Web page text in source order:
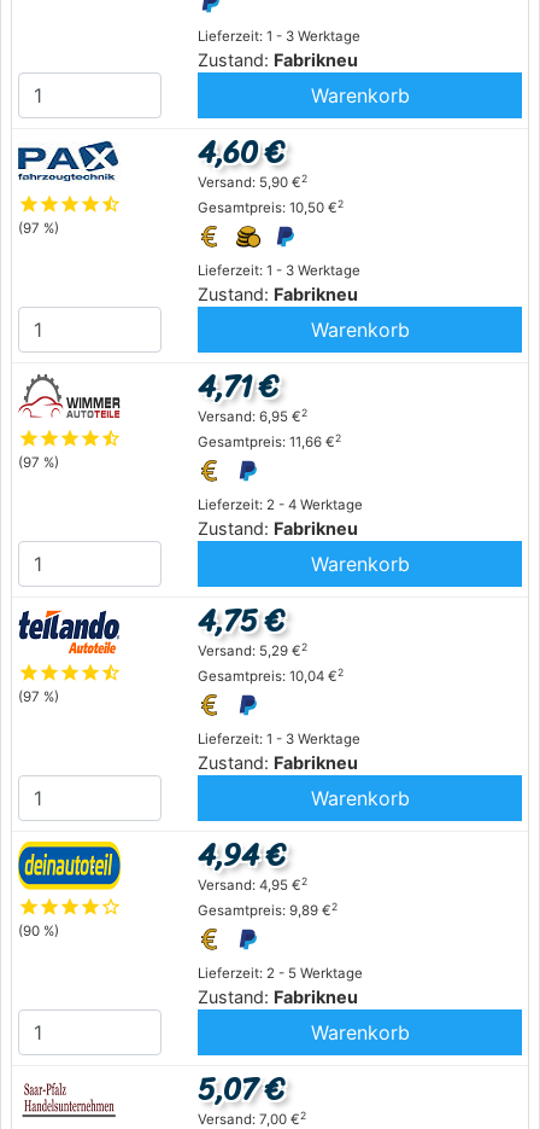
Lieferzeit: 1 - 3 Werktage
Zustand: Fabrikneu
Warenkorb
starstarstarstarstar_half
(97 %)
Lieferzeit: 1 - 3 Werktage
Zustand: Fabrikneu
4,60 €
Versand: 5,90 €2
Gesamtpreis: 10,50 €2
Warenkorb
starstarstarstarstar_half
(97 %)
Lieferzeit: 2 - 4 Werktage
Zustand: Fabrikneu
4,71 €
Versand: 6,95 €2
Gesamtpreis: 11,66 €2
Warenkorb
starstarstarstarstar_half
(97 %)
Lieferzeit: 1 - 3 Werktage
Zustand: Fabrikneu
4,75 €
Versand: 5,29 €2
Gesamtpreis: 10,04 €2
Warenkorb
starstarstarstarstar_outline
(90 %)
Lieferzeit: 2 - 5 Werktage
Zustand: Fabrikneu
4,94 €
Versand: 4,95 €2
Gesamtpreis: 9,89 €2
Warenkorb
5,07 €
Versand: 7,00 €2